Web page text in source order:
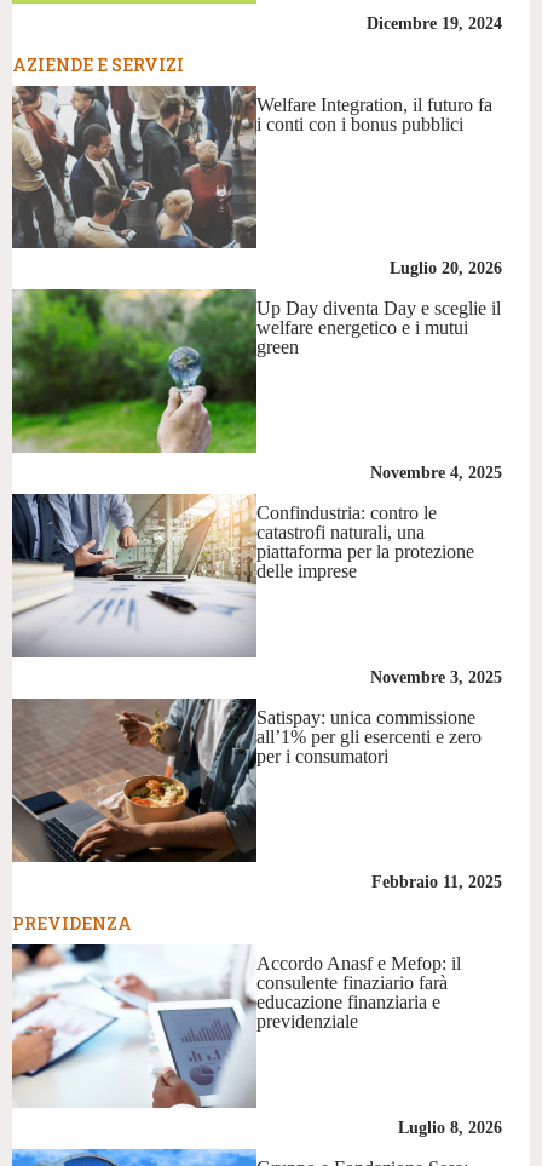
Dicembre 19, 2024
AZIENDE E SERVIZI
Welfare Integration, il futuro fa
i conti con i bonus pubblici
Luglio 20, 2026
Up Day diventa Day e sceglie il
welfare energetico e i mutui
green
Novembre 4, 2025
Confindustria: contro le
catastrofi naturali, una
piattaforma per la protezione
delle imprese
Novembre 3, 2025
Satispay: unica commissione
all’1% per gli esercenti e zero
per i consumatori
Febbraio 11, 2025
PREVIDENZA
Accordo Anasf e Mefop: il
consulente finaziario farà
educazione finanziaria e
previdenziale
Luglio 8, 2026